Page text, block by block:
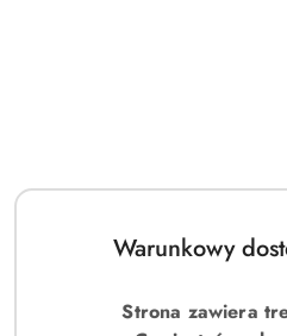
Warunkowy
Strona zawiera